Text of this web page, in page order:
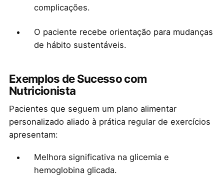
complicações.
O paciente recebe orientação para mudanças
de hábito sustentáveis.
Exemplos de Sucesso com
Nutricionista
Pacientes que seguem um plano alimentar
personalizado aliado à prática regular de exercícios
apresentam:
Melhora significativa na glicemia e
hemoglobina glicada.